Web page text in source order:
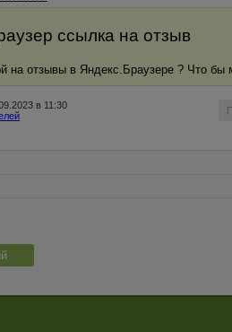
ссылка на отзыв
на отзывы в Яндекс.Браузере ? Что бы
в 11:30